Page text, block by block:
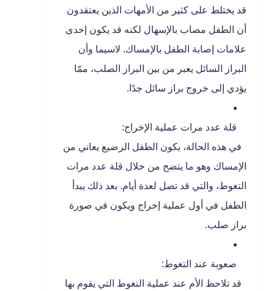
قد يختلط على كثير من الأمهات الذين يعتقدون
أن الطفل مصاب بالإسهال لكنه قد يكون إحدى
علامات إصابة الطفل بالإمساك. لاسيما وأن
البراز السائل يعبر من بين البراز الصلب، ممّا
يؤدي إلى خروج براز سائل جدًا.
قلة عدد مرات عملية الإخراج:
في هذه الحالة، يكون الطفل الرضيع يعاني من
الإمساك وهو ما يتضح من خلال قلة عدد مرات
التغوط، والتي قد تصل لعدة أيام. بعد ذلك يبدأ
الطفل في أول عملية إخراج ويكون في صورة
براز صلب.
صعوبة عند التغوط:
قد تلاحظ الأم عند عملية التغوط التي يقوم بها